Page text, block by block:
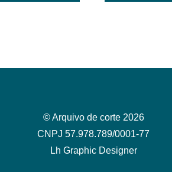
© Arquivo de corte 2026
CNPJ 57.978.789/0001-77
Lh Graphic Designer